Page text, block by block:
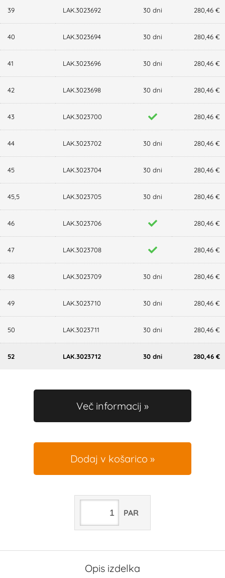
39 LAK.3023692 30 dni 280,46 €
40 LAK.3023694 30 dni 280,46 €
41 LAK.3023696 30 dni 280,46 €
42 LAK.3023698 30 dni 280,46 €
43 LAK.3023700 280,46 €
44 LAK.3023702 30 dni 280,46 €
45 LAK.3023704 30 dni 280,46 €
45,5 LAK.3023705 30 dni 280,46 €
46 LAK.3023706 280,46 €
47 LAK.3023708 280,46 €
48 LAK.3023709 30 dni 280,46 €
49 LAK.3023710 30 dni 280,46 €
50 LAK.3023711 30 dni 280,46 €
52 LAK.3023712 30 dni 280,46 €
Več informacij
Dodaj v košarico
PAR
Opis izdelka